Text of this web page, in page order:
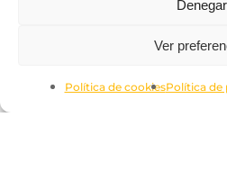
Denegar
Ver
Política de cookiesPolítica de